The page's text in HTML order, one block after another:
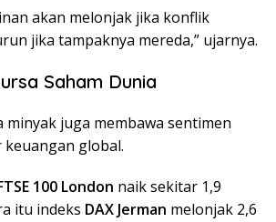
akan melonjak jika konflik
jika tampaknya mereda,” ujarnya.
Saham Dunia
juga membawa sentimen
global.
100 London naik sekitar 1,9
itu indeks DAX Jerman melonjak 2,6